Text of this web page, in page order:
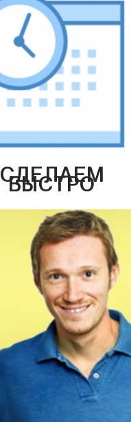
СДЕЛАЕМ
БЫСТРО